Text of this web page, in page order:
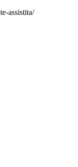
assistita/